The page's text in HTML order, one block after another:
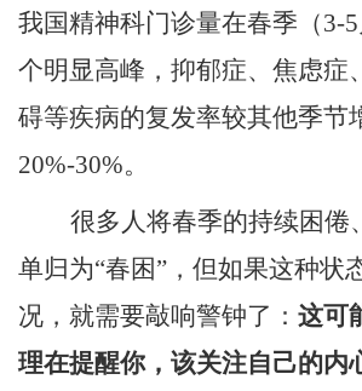
我国精神科门诊量在春季（3-
个明显高峰，抑郁症、焦虑症
碍等疾病的复发率较其他季节
20%-30%。
很多人将春季的持续困倦
单归为“春困”，但如果这种状
况，就需要敲响警钟了： 这可
理在提醒你，该关注自己的内